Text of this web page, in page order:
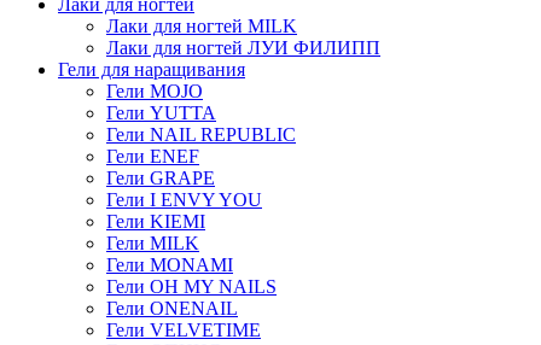
Лаки для ногтей
Лаки для ногтей MILK
Лаки для ногтей ЛУИ ФИЛИПП
Гели для наращивания
Гели MOJO
Гели YUTTA
Гели NAIL REPUBLIC
Гели ENEF
Гели GRAPE
Гели I ENVY YOU
Гели KIEMI
Гели MILK
Гели MONAMI
Гели OH MY NAILS
Гели ONENAIL
Гели VELVETIME